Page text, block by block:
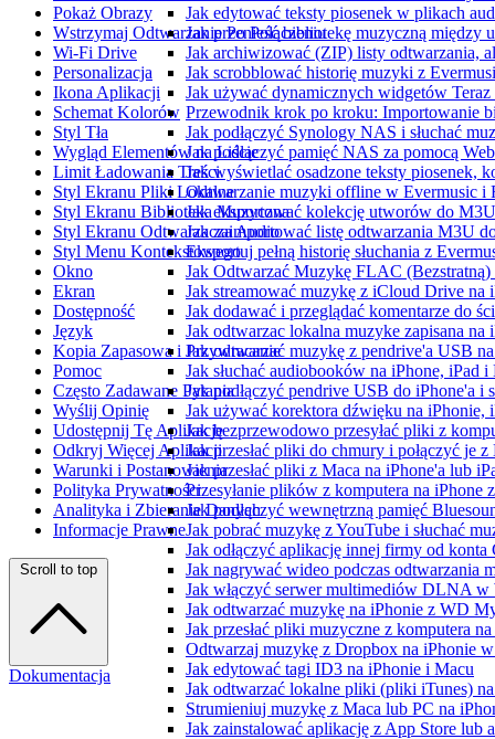
Jak edytować teksty piosenek w plikach
Jak przenieść bibliotekę muzyczną
Jak archiwizować (ZIP) listy odtwarzania,
Jak scrobblować historię muzyki z
Jak używać dynamicznych widgetów
Przewodnik krok po kroku: Importowanie
Jak podłączyć Synology NAS i słuchać
Jak podłączyć pamięć NAS za pomocą
Jak wyświetlać osadzone teksty piosenek,
Odtwarzanie muzyki offline w Evermusic i
Jak eksportować kolekcję utworów do
Jak zaimportować listę odtwarzania M3U
Eksportuj pełną historię słuchania z
Jak Odtwarzać Muzykę FLAC
Jak streamować muzykę z iCloud Drive na
Jak dodawać i przeglądać komentarze do
Jak odtwarzac lokalna muzyke zapisana na
Jak odtwarzać muzykę z pendrive'a USB
Jak słuchać audiobooków na iPhone, iPad
Jak podłączyć pendrive USB do iPhone'a i
Jak używać korektora dźwięku na
Jak bezprzewodowo przesyłać pliki z
Jak przesłać pliki do chmury i połączyć je
Jak przesłać pliki z Maca na iPhone'a lub
Przesyłanie plików z komputera na iPhone
Jak podłączyć wewnętrzną pamięć
Jak pobrać muzykę z YouTube i słuchać
Jak odłączyć aplikację innej firmy od konta
Jak nagrywać wideo podczas odtwarzania
Jak włączyć serwer multimediów DLNA
Jak odtwarzać muzykę na iPhonie z WD
Jak przesłać pliki muzyczne z komputera
Odtwarzaj muzykę z Dropbox na iPhonie
Jak edytować tagi ID3 na iPhonie i Macu
Jak odtwarzać lokalne pliki (pliki iTunes)
Strumieniuj muzykę z Maca lub PC na
Jak zainstalować aplikację z App Store
Pokaż Obrazy
Wstrzymaj Odtwarzanie Po Połączeniu
Wi-Fi Drive
Personalizacja
Ikona Aplikacji
Schemat Kolorów
Styl Tła
Wygląd Elementów na Liście
Limit Ładowania Treści
Styl Ekranu Pliki Lokalne
Styl Ekranu Biblioteka Muzyczna
Styl Ekranu Odtwarzacza Audio
Styl Menu Kontekstowego
Okno
Ekran
Dostępność
Język
Kopia Zapasowa i Przywracanie
Pomoc
Często Zadawane Pytania
Wyślij Opinię
Udostępnij Tę Aplikację
Odkryj Więcej Aplikacji
Warunki i Postanowienia
Polityka Prywatności
Analityka i Zbieranie Danych
Informacje Prawne
Scroll to top
Dokumentacja